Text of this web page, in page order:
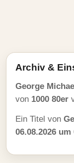
Archiv &
George
von 1000 80er
Ein Titel von
06.08.2026